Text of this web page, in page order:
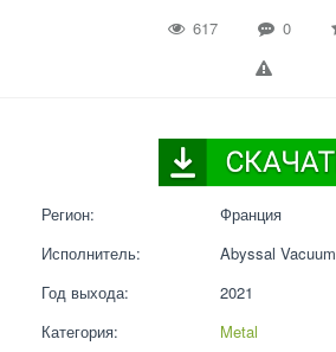
617 0
Регион:
Франция
Исполнитель:
Abyssal Vacuum
Год выхода:
2021
Категория:
Metal